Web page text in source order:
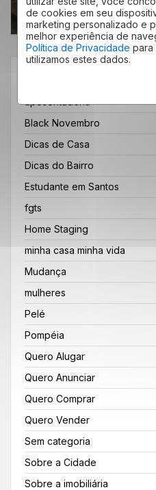
de cookies em seu
marketing personalizado e
melhor experiência de
Política de Privacidade para
utilizamos estes dados.
aposentadoria
Black Novembro
Dicas de Casa
Dicas do Bairro
Estudante em Santos
fgts
Home Staging
minha casa minha vida
Mudança
mulheres
Pelé
Pompéia
Quero Alugar
Quero Anunciar
Quero Comprar
Quero Vender
Sem categoria
Sobre a Cidade
Sobre a imobiliária